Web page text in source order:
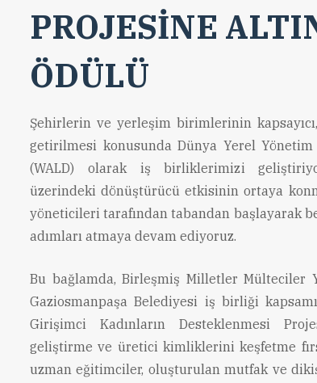
PROJESİNE
ÖDÜLÜ
Şehirlerin ve yerleşim birimlerinin
getirilmesi konusunda Dünya Yerel
(WALD) olarak iş birliklerimizi
üzerindeki dönüştürücü etkisinin ortaya
yöneticileri tarafından tabandan başlayarak
adımları atmaya devam ediyoruz.
Bu bağlamda, Birleşmiş Milletler Mülteciler
Gaziosmanpaşa Belediyesi iş birliği
Girişimci Kadınların Desteklenmesi
geliştirme ve üretici kimliklerini keşfetme
uzman eğitimciler, oluşturulan mutfak ve